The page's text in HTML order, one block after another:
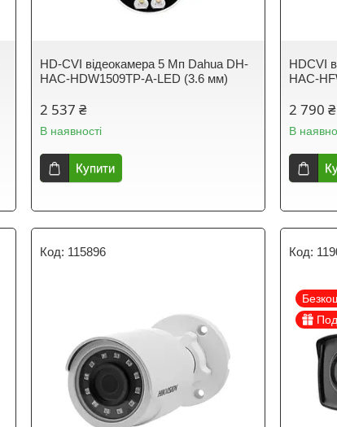
HD-CVI відеокамера 5 Мп Dahua DH-
HAC-HDW1509TP-A-LED (3.6 мм)
2 537 ₴
В наявності
Купити
HDCVI
HAC-
2 790 ₴
В
115896